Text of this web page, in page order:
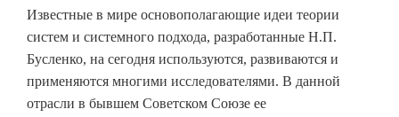
Известные в мире основополагающие идеи теории
систем и системного подхода, разработанные Н.П.
Бусленко, на сегодня используются, развиваются и
применяются многими исследователями. В данной
отрасли в бывшем Советском Союзе ее